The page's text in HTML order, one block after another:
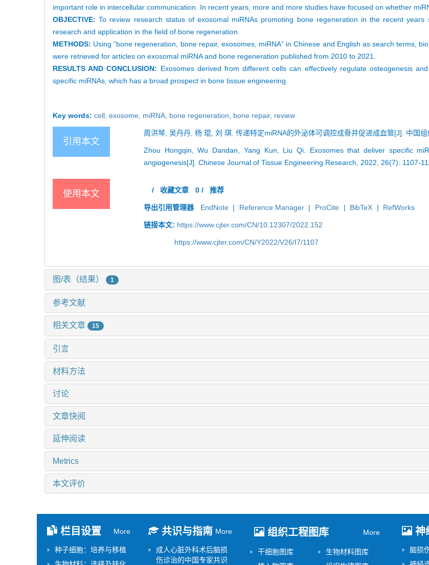
important role in intercellular communication. In recent years, more and more studies have focused on whether
OBJECTIVE:To review research status of exosomal miRNAs promoting bone regeneration in the recent
research and application in the field of bone regeneration.
METHODS: Using “bone regeneration, bone repair, exosomes, miRNA” in Chinese and English as search terms,
were retrieved for articles on exosomal miRNA and bone regeneration published from 2010 to 2021.
RESULTS AND CONCLUSION: Exosomes derived from different cells can effectively regulate osteogenesis
specific miRNAs, which has a broad prospect in bone tissue engineering.
Key words: cell, exosome, miRNA, bone regeneration, bone repair, review
引用本文
周洪琴, 吴丹丹, 杨 琨, 刘 琪. 传递特定miRNA的外泌体可调控成骨并促进成血管[J]. 中国
Zhou Hongqin, Wu Dandan, Yang Kun, Liu Qi. Exosomes that deliver specific
angiogenesis[J]. Chinese Journal of Tissue Engineering Research, 2022, 26(7): 1107-
使用本文 / 收藏文章 0/ 推荐
导出引用管理器 EndNote | Reference Manager | ProCite | BibTeX | RefWorks
链接本文: https://www.cjter.com/CN/10.12307/2022.152
https://www.cjter.com/CN/Y2022/V26/I7/1107
图/表（结果） 1
参考文献
相关文章 15
引言
材料方法
讨论
文章快阅
延伸阅读
Metrics
本文评价
栏目设置 More
种子细胞：培养与移植
共识与指南 More
成人心脏外科术后脑损
伤诊治的中国专家共识
组织工程图库 More
干细胞图库
生物材料图库
神
脑损